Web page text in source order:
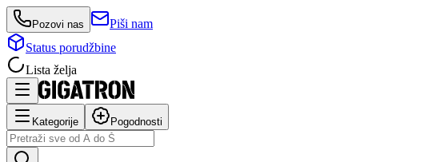
Pozovi nas
Piši nam
Status porudžbine
Lista želja
Kategorije Pogodnosti